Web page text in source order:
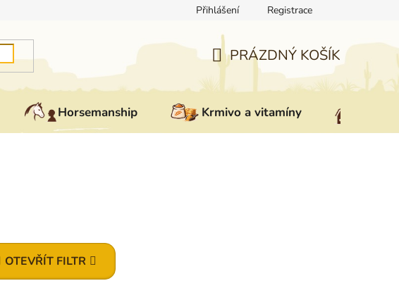
Reklamace Doprava a platba
Přihlášení Registrace
NÁKUPNÍ
KOŠÍK
PRÁZDNÝ KOŠÍK
Horsemanship Krmivo a vitamíny
OTEVŘÍT FILTR